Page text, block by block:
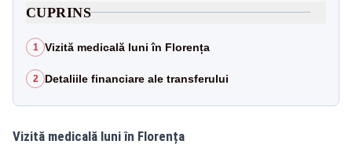
CUPRINS
1 Vizită medicală luni în Florența
2 Detaliile financiare ale transferului
Vizită medicală luni în Florența